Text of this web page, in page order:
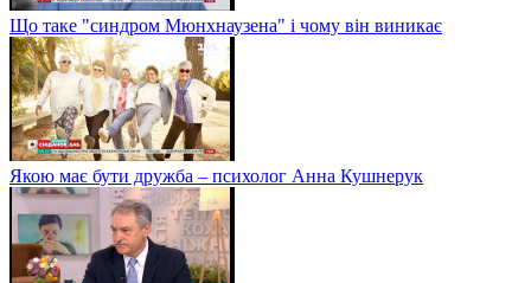
Що таке "синдром Мюнхнаузена" і чому він виникає
Якою має бути дружба – психолог Анна Кушнерук